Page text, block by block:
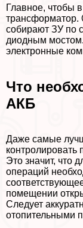
Главное, чтобы
трaнcформатор.
собирают ЗУ по
диодным
электронные
Что
АКБ
Даже самые
Это значит, что
операций
помещении
Следует
отопительными